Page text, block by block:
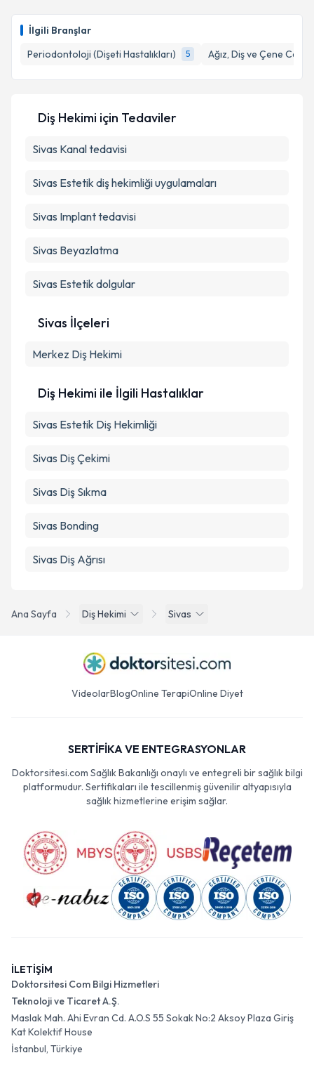
İlgili Branşlar
Periodontoloji (Dişeti Hastalıkları)
5 Ağız, Diş ve Çene
E-posta Adresiniz
Metni'ni okudum ve kişisel verilerimin belirtilen
kapsamda işlenmesini kabul ediyorum.
Ana Sayfa Diş Hekimi Sivas
Diş Hekimi için Tedaviler
Sivas Kanal tedavisi
Sivas Estetik diş hekimliği uygulamaları
Sivas Implant tedavisi
Sivas Beyazlatma
Sivas Estetik dolgular
Sivas İlçeleri
Merkez Diş Hekimi
Diş Hekimi ile İlgili Hastalıklar
Sivas Estetik Diş Hekimliği
Sivas Diş Çekimi
Sivas Diş Sıkma
Sivas Bonding
Sivas Diş Ağrısı
VideolarBlogOnline TerapiOnline Diyet
SERTİFİKA VE ENTEGRASYONLAR
Doktorsitesi.com Sağlık Bakanlığı onaylı ve entegreli bir sağlık bilgi
platformudur. Sertifikaları ile tescillenmiş güvenilir altyapısıyla
sağlık hizmetlerine erişim sağlar.
İLETİŞİM
Doktorsitesi Com Bilgi Hizmetleri
Teknoloji ve Ticaret A.Ş.
Maslak Mah. Ahi Evran Cd. A.O.S 55 Sokak No:2 Aksoy Plaza Giriş
Kat Kolektif House
İstanbul, Türkiye